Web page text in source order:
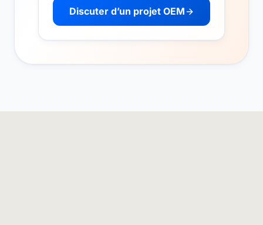
Discuter d’un projet OEM